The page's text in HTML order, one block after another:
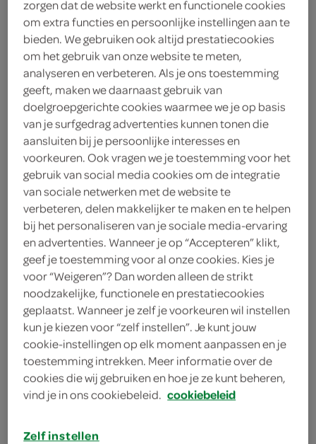
Robijn wasmiddel
stralend wit
Robijn
665 Milliliter
Let op: aanbiedingen zijn niet zichtbaar bij de
producten, maar worden wél automatisch
verwerkt in de winkelmand.
zorgen dat de website werkt en functionele cookies
om extra functies en persoonlijke instellingen aan te
bieden. We gebruiken ook altijd prestatiecookies
om het gebruik van onze website te meten,
analyseren en verbeteren. Als je ons toestemming
geeft, maken we daarnaast gebruik van
doelgroepgerichte cookies waarmee we je op basis
van je surfgedrag advertenties kunnen tonen die
aansluiten bij je persoonlijke interesses en
voorkeuren. Ook vragen we je toestemming voor het
gebruik van social media cookies om de integratie
van sociale netwerken met de website te
verbeteren, delen makkelijker te maken en te helpen
bij het personaliseren van je sociale media-ervaring
en advertenties. Wanneer je op “Accepteren” klikt,
geef je toestemming voor al onze cookies. Kies je
voor “Weigeren”? Dan worden alleen de strikt
noodzakelijke, functionele en prestatiecookies
geplaatst. Wanneer je zelf je voorkeuren wil instellen
kun je kiezen voor “zelf instellen”. Je kunt jouw
cookie-instellingen op elk moment aanpassen en je
toestemming intrekken. Meer informatie over de
cookies die wij gebruiken en hoe je ze kunt beheren,
vind je in ons cookiebeleid. cookiebeleid
Zelf instellen